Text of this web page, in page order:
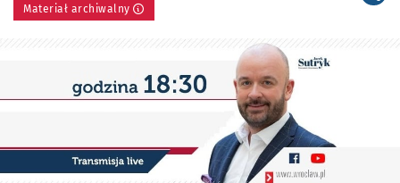
Materiał archiwalny
Kliknij, aby powiększyć